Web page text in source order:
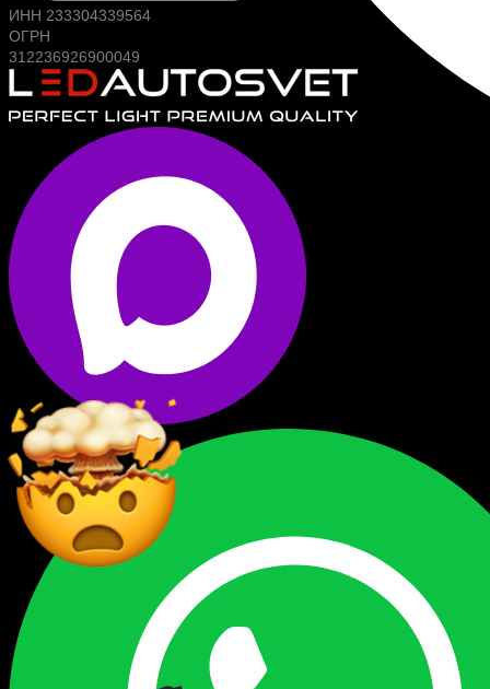
ИНН 233304339564
ОГРН
312236926900049